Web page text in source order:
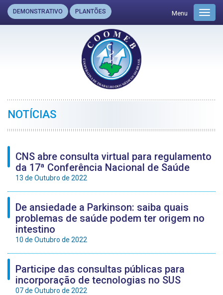
DEMONSTRATIVO PLANTÕES Menu
NOTÍCIAS
CNS abre consulta virtual para regulamento
da 17ª Conferência Nacional de Saúde
13 de Outubro de 2022
De ansiedade a Parkinson: saiba quais
problemas de saúde podem ter origem no
intestino
10 de Outubro de 2022
Participe das consultas públicas para
incorporação de tecnologias no SUS
07 de Outubro de 2022